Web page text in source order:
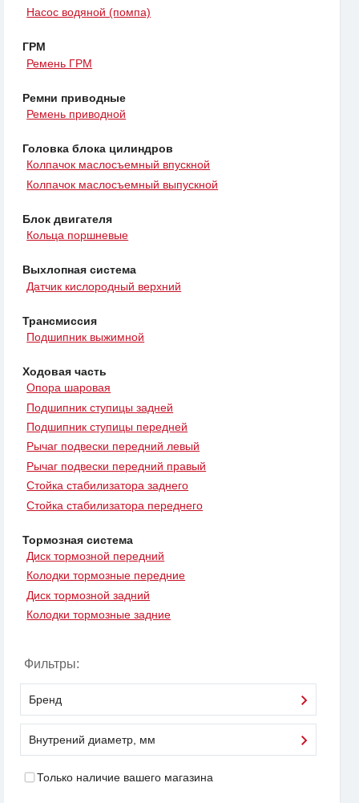
Насос водяной (помпа)
ГРМ
Ремень ГРМ
Ремни приводные
Ремень приводной
Головка блока цилиндров
Колпачок маслосъемный впускной
Колпачок маслосъемный выпускной
Блок двигателя
Кольца поршневые
Выхлопная система
Датчик кислородный верхний
Трансмиссия
Подшипник выжимной
Ходовая часть
Опора шаровая
Подшипник ступицы задней
Подшипник ступицы передней
Рычаг подвески передний левый
Рычаг подвески передний правый
Стойка стабилизатора заднего
Стойка стабилизатора переднего
Тормозная система
Диск тормозной передний
Колодки тормозные передние
Диск тормозной задний
Колодки тормозные задние
Фильтры:
Бренд
Внутрений диаметр, мм
Только наличие вашего магазина